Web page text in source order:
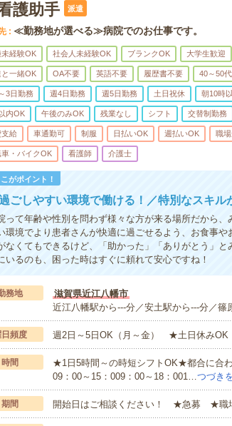
護助手
派遣
≪勤務地が選べる≫病院でのお仕事です。
経験OK 社会人未経験OK ブランクOK 大学生歓迎
一緒OK OA不要 英語不要 履歴書不要 40～50
3日勤務 週4日勤務 週5日勤務 土日祝休 朝10時
内OK 午後のみOK 残業なし シフト 交替制勤務
給 車通勤可 制服 日払いOK 週払いOK 職
車・バイクOK 看護師 介護士
がポイント！
ごしやすい環境で働ける！／特別なスキ
って年齢や性別を問わず様々な方が来る場所だから
環境でより患者さんが快適に過ごせるよう、お食事
なくてもできるけど、「助かった」「ありがとう」
いるのも、困った時はすぐに頼れて安心ですね！
務地
滋賀県近江八幡市
近江八幡駅から---分／安土駅から---分／
日頻度 週2日～5日OK（月～金） ★土日休みOK
時間
★1日5時間～の時短シフトOK★都合に合
09：00～15：009：00～18：001…つづき
期間 開始日はご相談ください！ ★急募 ★職場